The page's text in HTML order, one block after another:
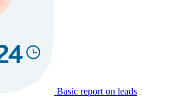
Basic report on leads